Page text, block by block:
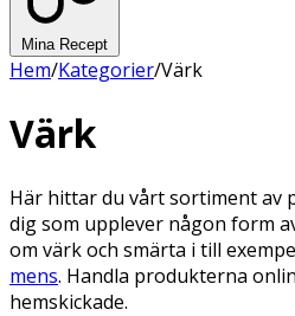
Mina Recept
Hem/Kategorier/Värk
Värk
Här hittar du vårt sortiment av
dig som upplever någon form
om värk och smärta i till
mens. Handla produkterna
hemskickade.